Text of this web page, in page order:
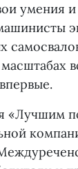
умения
«Лучшим